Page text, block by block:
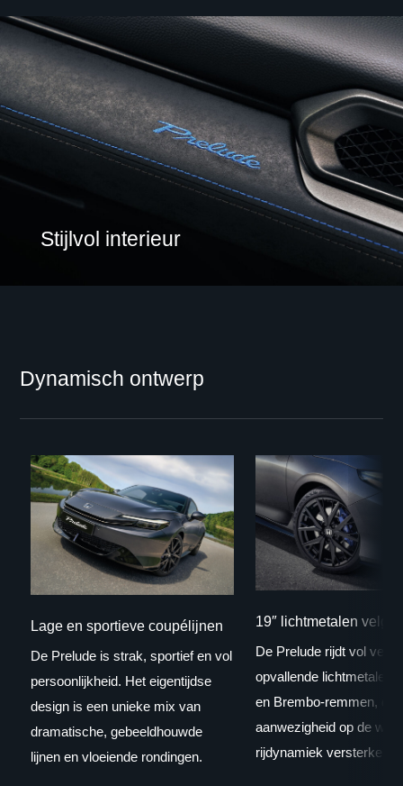
Stijlvol interieur
Dynamisch ontwerp
Lage en sportieve coupélijnen
De Prelude is strak, sportief en vol
persoonlijkheid. Het eigentijdse
design is een unieke mix van
dramatische, gebeeldhouwde
lijnen en vloeiende rondingen.
19″ lichtmetalen
De Prelude rijdt vol
opvallende lichtmetalen
en Brembo-remmen, die
aanwezigheid op de
rijdynamiek versterken.